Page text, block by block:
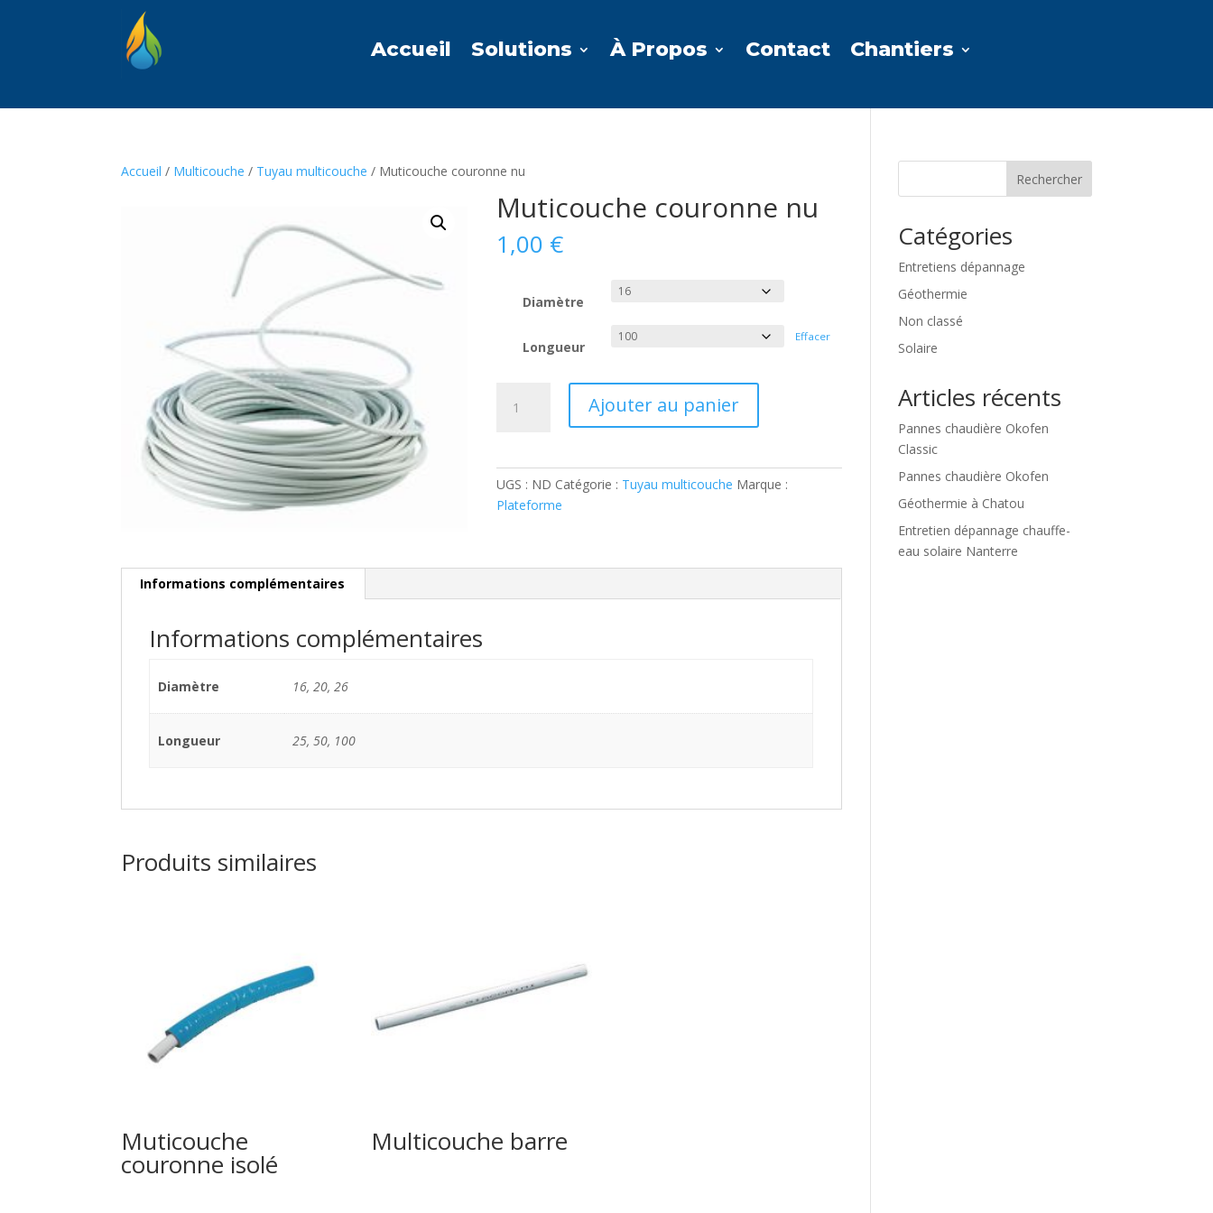
Accueil Solutions À Propos Contact Chantiers
Accueil / Multicouche / Tuyau multicouche / Muticouche couronne nu
Muticouche couronne nu
1,00 €
Diamètre
Longueur
Effacer
Ajouter au panier
UGS : ND Catégorie : Tuyau multicouche Marque :
Plateforme
Informations complémentaires
Informations complémentaires
Diamètre 16, 20, 26
Longueur 25, 50, 100
Produits similaires
Muticouche
couronne isolé
Multicouche barre
Rechercher
Catégories
Entretiens dépannage
Géothermie
Non classé
Solaire
Articles récents
Pannes chaudière Okofen
Classic
Pannes chaudière Okofen
Géothermie à Chatou
Entretien dépannage chauffe-
eau solaire Nanterre